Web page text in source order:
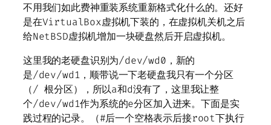
不用我们如此费神重装系统重新格式化什么的。还好
是在VirtualBox虚拟机下装的，在虚拟机关机之后
给NetBSD虚拟机增加一块硬盘然后开启虚拟机。
这里我的老硬盘识别为/dev/wd0，新的
是/dev/wd1，顺带说一下老硬盘我只有一个分区
（/ 根分区），所以a和d没有了，这里我让整
个/dev/wd1作为系统的e分区加入进来。下面是实
践过程的记录。（#后一个空格表示后接root下执行